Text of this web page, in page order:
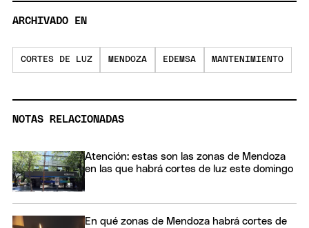
ARCHIVADO EN
CORTES DE LUZ MENDOZA EDEMSA MANTENIMIENTO
NOTAS RELACIONADAS
Atención: estas son las zonas de Mendoza
en las que habrá cortes de luz este domingo
En qué zonas de Mendoza habrá cortes de